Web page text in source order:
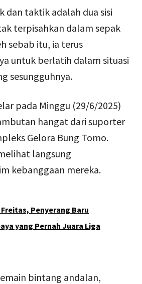
dan taktik adalah dua sisi
terpisahkan dalam sepak
sebab itu, ia terus
untuk berlatih dalam situasi
sesungguhnya.
pada Minggu (29/6/2025)
hangat dari suporter
Gelora Bung Tomo.
langsung
kebanggaan mereka.
Penyerang Baru
yang Pernah Juara Liga
bintang andalan,